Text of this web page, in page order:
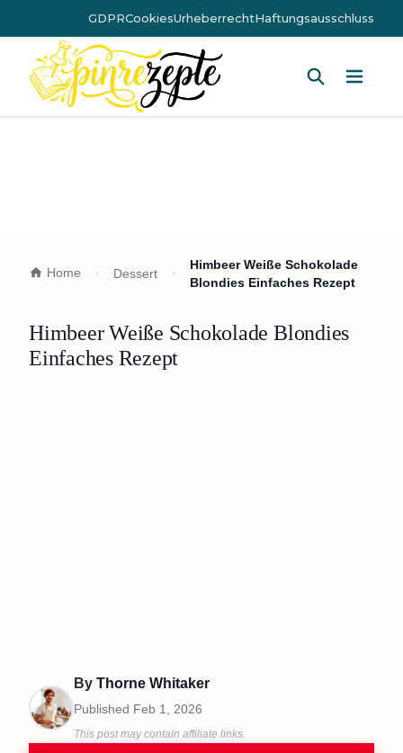
GDPRCookiesUrheberrechtHaftungsausschluss
Home Dessert
Himbeer Weiße Schokolade
Blondies Einfaches Rezept
Himbeer Weiße Schokolade Blondies
Einfaches Rezept
By Thorne Whitaker
Published Feb 1, 2026
This post may contain affiliate links.